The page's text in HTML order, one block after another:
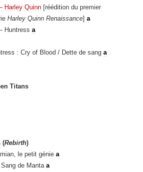
Harley Quinn [réédition du premier
Harley Quinn Renaissance] a
Huntress a
: Cry of Blood / Dette de sang a
Titans
(Rebirth)
le petit génie a
de Manta a